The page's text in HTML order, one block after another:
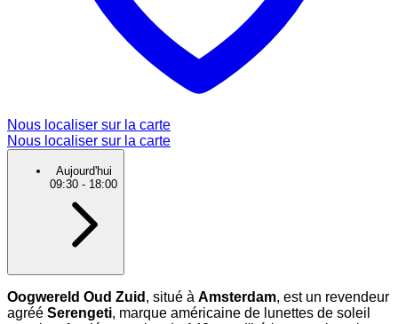
Nous localiser sur la carte
Nous localiser sur la carte
Aujourd'hui
09:30 - 18:00
Oogwereld Oud Zuid , situé à Amsterdam, est un revendeur
agréé Serengeti, marque américaine de lunettes de soleil